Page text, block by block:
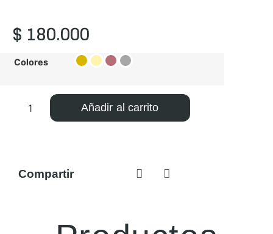
$ 180.000
Colores
Añadir al carrito
Compartir